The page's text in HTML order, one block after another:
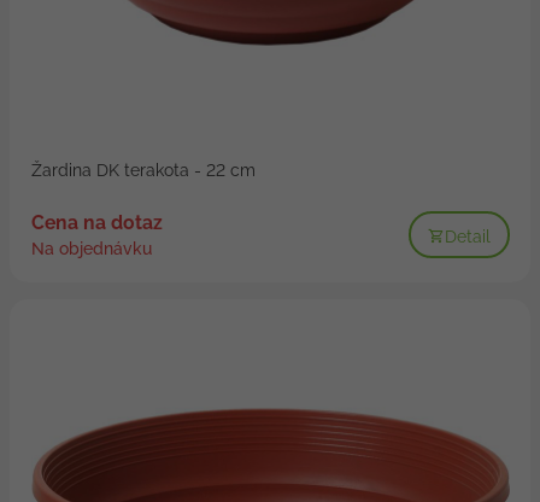
Žardina DK terakota - 22 cm
Cena na dotaz
Na objednávku
Detail